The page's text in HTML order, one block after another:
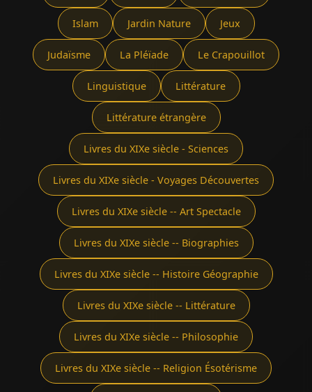
Islam Jardin Nature Jeux
Judaïsme La Pléïade Le Crapouillot
Linguistique Littérature
Littérature étrangère
Livres du XIXe siècle - Sciences
Livres du XIXe siècle - Voyages Découvertes
Livres du XIXe siècle -- Art Spectacle
Livres du XIXe siècle -- Biographies
Livres du XIXe siècle -- Histoire Géographie
Livres du XIXe siècle -- Littérature
Livres du XIXe siècle -- Philosophie
Livres du XIXe siècle -- Religion Ésotérisme